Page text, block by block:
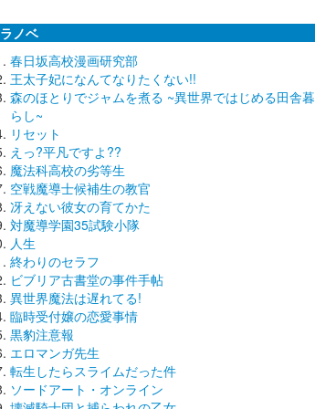
ラノベ
春日坂高校漫画研究部
王太子妃になんてなりたくない!!
森のほとりでジャムを煮る ~異世界ではじめる田舎暮
らし~
リセット
えっ?平凡ですよ??
魔法科高校の劣等生
空戦魔導士候補生の教官
冴えない彼女の育てかた
対魔導学園35試験小隊
人生
終わりのセラフ
ビブリア古書堂の事件手帖
異世界魔法は遅れてる!
臨時受付嬢の恋愛事情
黒豹注意報
エロマンガ先生
転生したらスライムだった件
ソードアート・オンライン